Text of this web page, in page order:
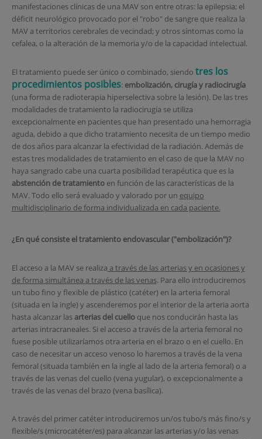
manifestaciones clínicas de una MAV son entre otras: la epilepsia; el
déficit neurológico provocado por el "robo" de sangre que realiza la
MAV a territorios cerebrales de vecindad; y otros síntomas como la
cefalea, o la alteración de la memoria y/o de la capacidad intelectual.
El tratamiento puede ser único o combinado, siendo tres los
procedimientos posibles: embolización, cirugía y radiocirugía
(una forma de radioterapia hiperselectiva sobre la lesión). De las tres
modalidades de tratamiento la radiocirugía se utiliza
excepcionalmente en pacientes que han presentado una hemorragia
aguda, debido a que dicho tratamiento necesita de un tiempo medio
de dos años para alcanzar la efectividad de la radiación. Además de
estas tres modalidades de tratamiento en el caso de que la MAV no
haya sangrado cabe una cuarta posibilidad terapéutica que es la
abstención de tratamientoen función de las características de la
MAV. Todo ello será evaluado y valorado por un equipo
multidisciplinario de forma individualizada en cada paciente.
¿En qué consiste el tratamiento endovascular ("embolización")?
El acceso a la MAV se realiza a través de las arterias y en ocasiones y
de forma simultánea a través de las venas. Para ello introduciremos
un tubo fino y flexible de plástico (catéter) en la arteria femoral
(situada en la ingle) y ascenderemos por el interior de la arteria aorta
hasta alcanzar las arterias del cuelloque nos conducirán hasta las
arterias intracraneales. Si el acceso a través de la arteria femoral no
fuese posible utilizaríamos otra arteria en el brazo o en el cuello. En
caso de necesitar un acceso venoso lo haremos a través de la vena
femoral (situada también en la ingle al lado de la arteria femoral) o a
través de las venas del cuello (vena yugular), o excepcionalmente a
través de las venas del brazo (vena basílica).
A través del primer catéter introduciremos un/os tubo/s más fino/s y
flexible/s (microcatéter/es) para alcanzar las arterias y/o las venas